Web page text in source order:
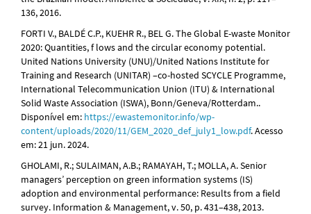
136, 2016.
FORTI V., BALDÉ C.P., KUEHR R., BEL G. The Global E-waste Monitor
2020: Quantities, f lows and the circular economy potential.
United Nations University (UNU)/United Nations Institute for
Training and Research (UNITAR) –co-hosted SCYCLE Programme,
International Telecommunication Union (ITU) & International
Solid Waste Association (ISWA), Bonn/Geneva/Rotterdam..
Disponível em: https://ewastemonitor.info/wp-
content/uploads/2020/11/GEM_2020_def_july1_low.pdf. Acesso
em: 21 jun. 2024.
GHOLAMI, R.; SULAIMAN, A.B.; RAMAYAH, T.; MOLLA, A. Senior
managers’ perception on green information systems (IS)
adoption and environmental performance: Results from a field
survey. Information & Management, v. 50, p. 431–438, 2013.